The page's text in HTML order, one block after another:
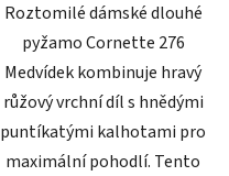
Roztomilé dámské dlouhé
pyžamo Cornette 276
Medvídek kombinuje hravý
růžový vrchní díl s hnědými
puntíkatými kalhotami pro
maximální pohodlí. Tento